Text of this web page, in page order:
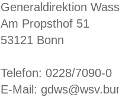
Generaldirektion
Am Propsthof 51
53121 Bonn
Telefon: 0228/7090-0
E-Mail: